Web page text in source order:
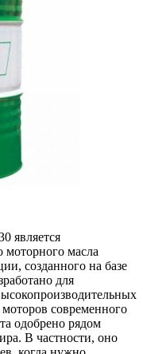
является
моторного масла
созданного на базе
для
современного
одобрено рядом
В частности, оно